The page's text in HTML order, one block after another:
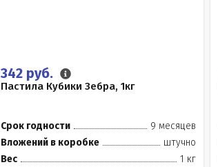
342 руб.
Пастила Кубики Зебра, 1кг
Срок годности
9 месяцев
Вложений в коробке
штучно
Вес
1 кг